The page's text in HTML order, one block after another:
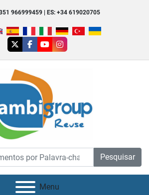
966999459 | ES: +34 619020705
twitterfacebook
youtubeinstagram
Pesquisar
Menu